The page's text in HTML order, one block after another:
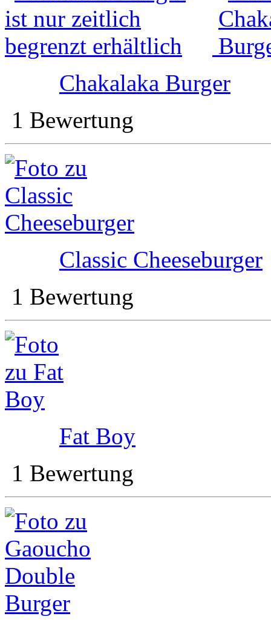
Chakalaka Burger
1 Bewertung
Classic Cheeseburger
1 Bewertung
Fat Boy
1 Bewertung